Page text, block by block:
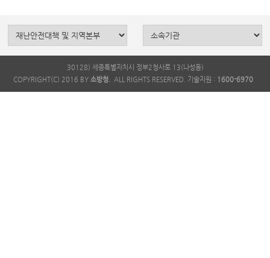
30128) 세종특별자치시 정부2청사로 13(나성동)
COPYRIGHT(C) 2016 BY 소방청. ALL RIGHTS RESERVED. 기술지원 : 1600-6970